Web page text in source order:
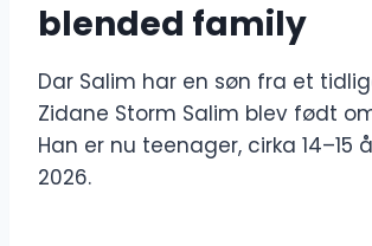
blended family
Dar Salim har en søn fra et
Zidane Storm Salim blev født
Han er nu teenager, cirka 14–15
2026.